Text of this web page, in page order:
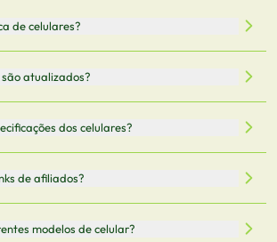
de celulares?
RAM, bateria e conectividade
atualizados?
finalizar sua compra.
dos celulares?
de cada modelo.
de afiliados?
modelos de celular?